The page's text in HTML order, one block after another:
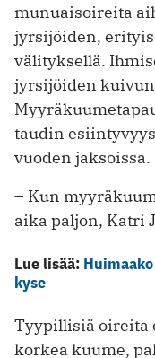
munuaisoireita
jyrsijöiden,
välityksellä.
jyrsijöiden
taudin
vuoden jaksoissa.
– Kun
aika paljon, Katri
Lue lisää:
kyse
Tyypillisiä oireita
korkea kuume,